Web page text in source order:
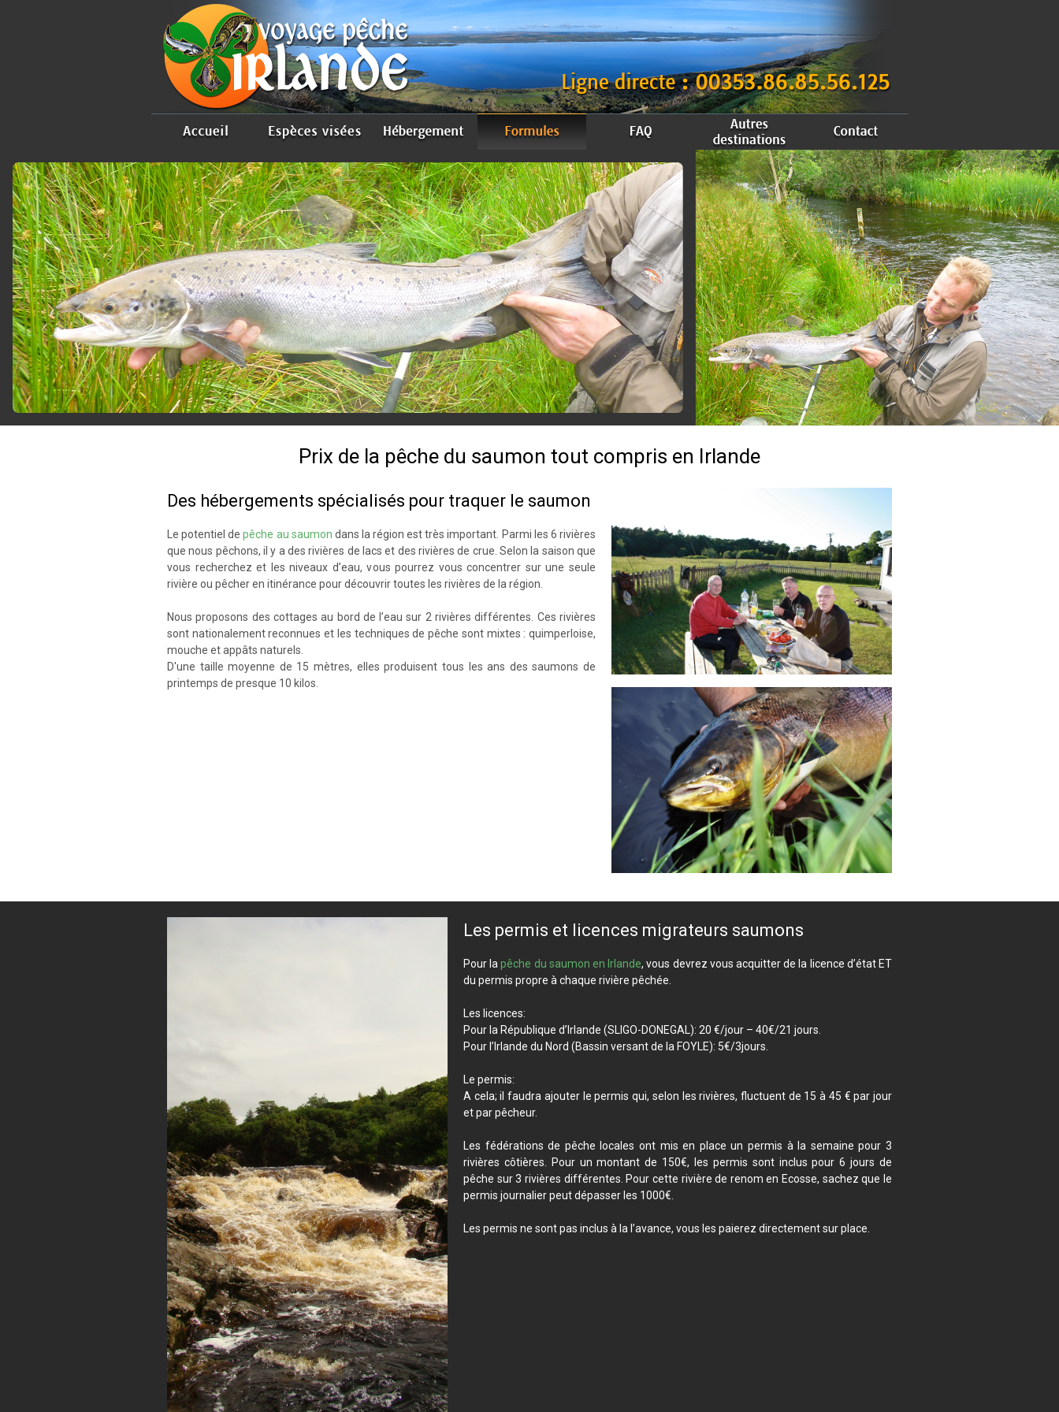
Prix de la pêche du saumon tout compris en Irlande
Des hébergements spécialisés pour traquer le saumon
Le potentiel depêche au saumon dans la région est très important. Parmi les 6 rivières
que nous pêchons, il y a des rivières de lacs et des rivières de crue. Selon la saison que
vous recherchez et les niveaux d’eau, vous pourrez vous concentrer sur une seule
rivière ou pêcher en itinérance pour découvrir toutes les rivières de la région.
Nous proposons des cottages au bord de l’eau sur 2 rivières différentes. Ces rivières
sont nationalement reconnues et les techniques de pêche sont mixtes : quimperloise,
mouche et appâts naturels.
D'une taille moyenne de 15 mètres, elles produisent tous les ans des saumons de
printemps de presque 10 kilos.
Les permis et licences migrateurs saumons
Pour lapêche du saumon en Irlande, vous devrez vous acquitter de la licence d’état ET
du permis propre à chaque rivière pêchée.
Les licences:
Pour la République d’Irlande (SLIGO-DONEGAL): 20 €/jour – 40€/21 jours.
Pour l’Irlande du Nord (Bassin versant de la FOYLE): 5€/3jours.
Le permis:
A cela; il faudra ajouter le permis qui, selon les rivières, fluctuent de 15 à 45 € par jour
et par pêcheur.
Les fédérations de pêche locales ont mis en place un permis à la semaine pour 3
rivières côtières. Pour un montant de 150€, les permis sont inclus pour 6 jours de
pêche sur 3 rivières différentes. Pour cette rivière de renom en Ecosse, sachez que le
permis journalier peut dépasser les 1000€.
Les permis ne sont pas inclus à la l’avance, vous les paierez directement sur place.